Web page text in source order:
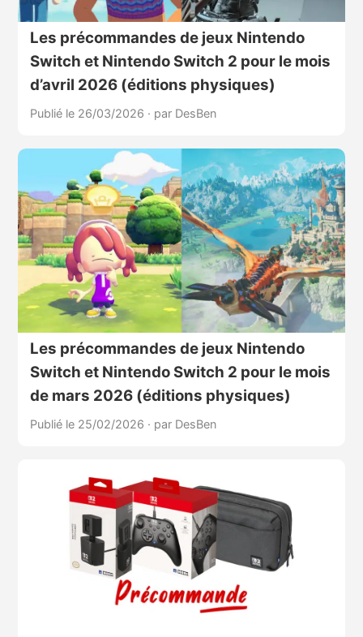
Les précommandes de jeux Nintendo
Switch et Nintendo Switch 2 pour le mois
d’avril 2026 (éditions physiques)
Publié le 26/03/2026 · par DesBen
Les précommandes de jeux Nintendo
Switch et Nintendo Switch 2 pour le mois
de mars 2026 (éditions physiques)
Publié le 25/02/2026 · par DesBen